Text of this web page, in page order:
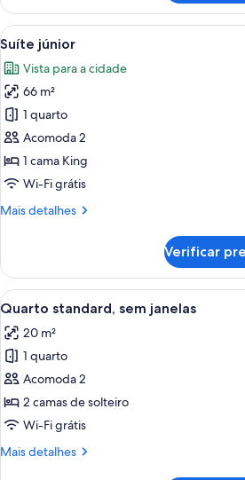
luxo
Carrega
todas
as
fotos
de
Suíte
júnior
Quarto
7
Suíte júnior
Vista para a cidade
66 m²
1 quarto
Acomoda 2
1 cama King
Wi-Fi grátis
Mais detalhes
Mais
júnior
Verificar
Carrega
todas
as
fotos
de
Quarto
standard,
janelas
Quarto
2
Quarto standard, sem janelas
20 m²
1 quarto
Acomoda 2
2 camas de solteiro
Wi-Fi grátis
Mais detalhes
Mais